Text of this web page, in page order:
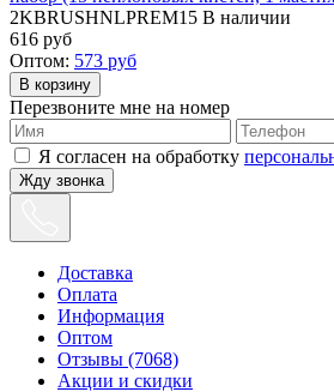
2KBRUSHNLPREM15 В наличии
616 руб
Оптом: 573 руб
Перезвоните мне на номер
Я согласен на обработку
Жду звонка
Доставка
Оплата
Информация
Оптом
Отзывы (7068)
Акции и скидки